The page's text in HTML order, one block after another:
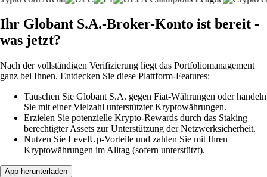
Ihr Globant S.A.-Broker-Konto ist bereit -
was jetzt?
Nach der vollständigen Verifizierung liegt das Portfoliomanagement
ganz bei Ihnen. Entdecken Sie diese Plattform-Features:
Tauschen Sie Globant S.A. gegen Fiat-Währungen oder handeln
Sie mit einer Vielzahl unterstützter Kryptowährungen.
Erzielen Sie potenzielle Krypto-Rewards durch das Staking
berechtigter Assets zur Unterstützung der Netzwerksicherheit.
Nutzen Sie LevelUp-Vorteile und zahlen Sie mit Ihren
Kryptowährungen im Alltag (sofern unterstützt).
App herunterladen